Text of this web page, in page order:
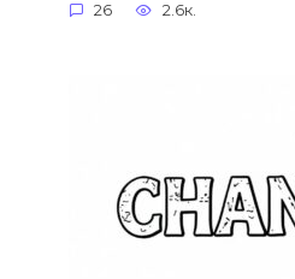
26 2.6к.